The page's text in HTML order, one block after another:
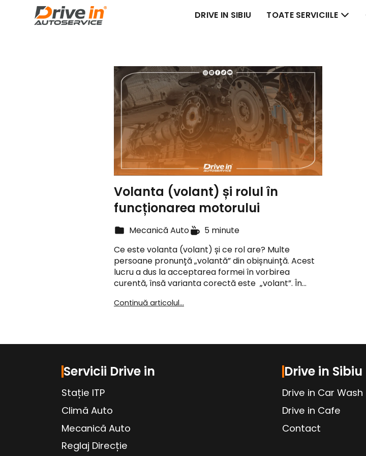
DRIVE IN SIBIU TOATE SERVICIILE
Volanta (volant) și rolul în
funcționarea motorului
Mecanică Auto
5 minute
Ce este volanta (volant) și ce rol are? Multe
persoane pronunță „volantă” din obișnuință. Acest
lucru a dus la acceptarea formei în vorbirea
curentă, însă varianta corectă este „volant”. În…
Continuă articolul...
Servicii Drive in
Stație ITP
Climă Auto
Mecanică Auto
Reglaj Direcție
Drive in Sibiu
Drive in Car Wash
Drive in Cafe
Contact